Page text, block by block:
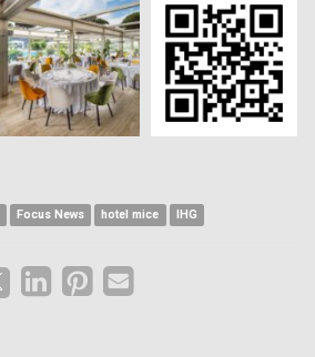
Focus News hotel mice IHG